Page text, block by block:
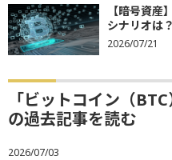
【暗号資
シナリオは？
2026/07/21
「ビットコイン（
の過去記事を読む
2026/07/03